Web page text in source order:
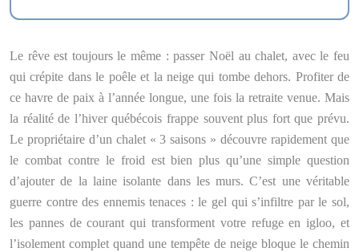
Le rêve est toujours le même : passer Noël au chalet, avec le feu
qui crépite dans le poêle et la neige qui tombe dehors. Profiter de
ce havre de paix à l’année longue, une fois la retraite venue. Mais
la réalité de l’hiver québécois frappe souvent plus fort que prévu.
Le propriétaire d’un chalet « 3 saisons » découvre rapidement que
le combat contre le froid est bien plus qu’une simple question
d’ajouter de la laine isolante dans les murs. C’est une véritable
guerre contre des ennemis tenaces : le gel qui s’infiltre par le sol,
les pannes de courant qui transforment votre refuge en igloo, et
l’isolement complet quand une tempête de neige bloque le chemin